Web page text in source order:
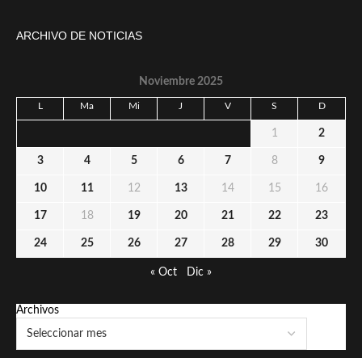
ARCHIVO DE NOTICIAS
Noviembre 2025
L Ma Mi J V S D
1 2
3 4 5 6 7 8 9
10 11 12 13 14 15 16
17 18 19 20 21 22 23
24 25 26 27 28 29 30
« Oct Dic »
Archivos